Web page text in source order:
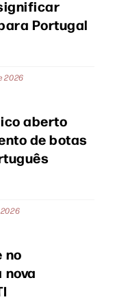
Portugal
2026
aberto
de botas
no